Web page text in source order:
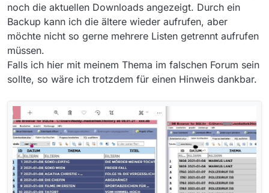
noch die aktuellen Downloads angezeigt. Durch ein
Backup kann ich die ältere wieder aufrufen, aber
möchte nicht so gerne mehrere Listen getrennt aufrufen
müssen.
Falls ich hier mit meinem Thema im falschen Forum sein
sollte, so wäre ich trotzdem für einen Hinweis dankbar.